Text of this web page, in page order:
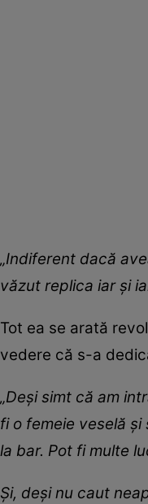
„Indiferent dacă
văzut replica iar și
Tot ea se arată
vedere că s-a
„Deși simt că am
fi o femeie veselă
la bar. Pot fi multe
Și, deși nu caut